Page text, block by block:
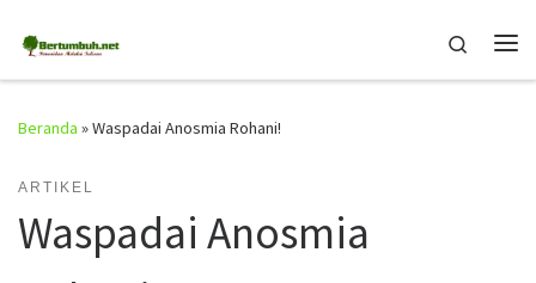
Skip to content
Search
Beranda »Waspadai Anosmia Rohani!
ARTIKEL
Waspadai Anosmia